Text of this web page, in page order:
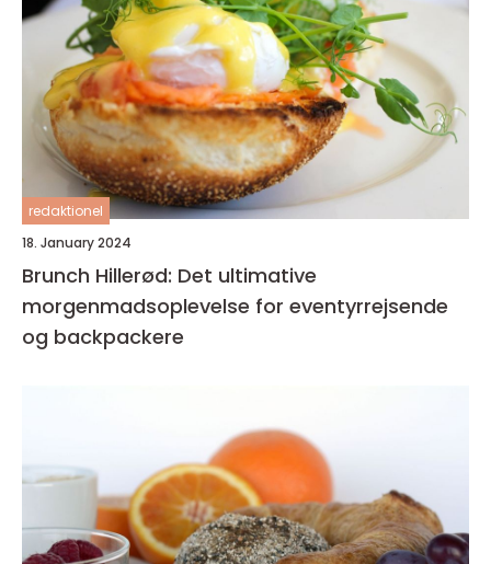
redaktionel
18. January 2024
Brunch Hillerød: Det ultimative
morgenmadsoplevelse for eventyrrejsende
og backpackere